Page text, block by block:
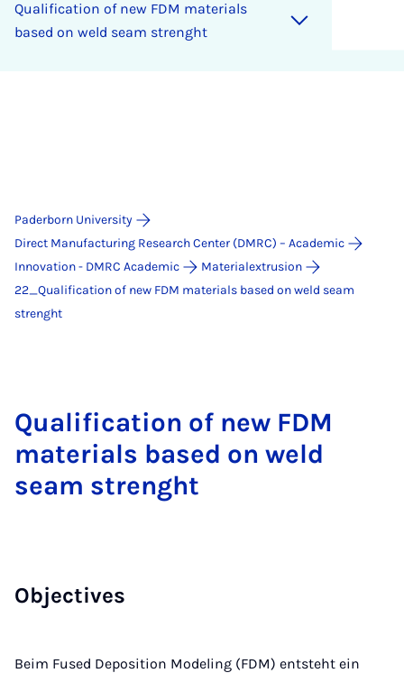
Qualification of new FDM materials
based on weld seam strenght
Paderborn University
Direct Manufacturing Research Center (DMRC) – Academic
Innovation - DMRC Academic
Materialextrusion
22_Qualification of new FDM materials based on weld seam
strenght
Qualification of new FDM
materials based on weld
seam strenght
Ob­ject­ives
Beim Fused Deposition Modeling (FDM) entsteht ein